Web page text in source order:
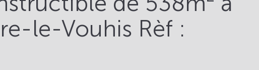
le-Vouhis Rèf :